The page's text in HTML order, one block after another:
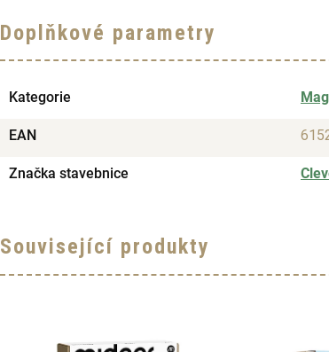
Doplňkové parametry
Kategorie
EAN
Značka stavebnice
Související produkty